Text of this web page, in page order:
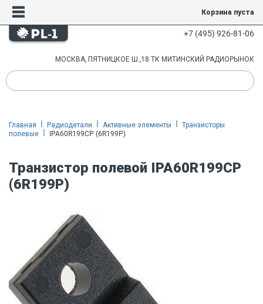
Корзина пуста
+7 (495) 926-81-06
МОСКВА, ПЯТНИЦКОЕ Ш.,18 ТК МИТИНСКИЙ РАДИОРЫНОК
Главная Радиодетали Активные элементы
Транзисторы
полевые
IPA60R199CP (6R199P)
Транзистор полевой IPA60R199CP
(6R199P)